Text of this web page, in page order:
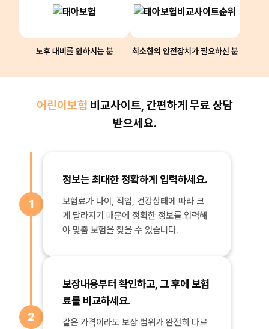
노후 대비를 원하시는 분 최소한의 안전장치가 필요하신 분
어린이보험 비교사이트, 간편하게 무료 상담
받으세요.
1
정보는 최대한 정확하게 입력하세요.
보험료가 나이, 직업, 건강상태에 따라 크
게 달라지기 때문에 정확한 정보를 입력해
야 맞춤 보험을 찾을 수 있습니다.
2
보장내용부터 확인하고, 그 후에 보험
료를 비교하세요.
같은 가격이라도 보장 범위가 완전히 다르